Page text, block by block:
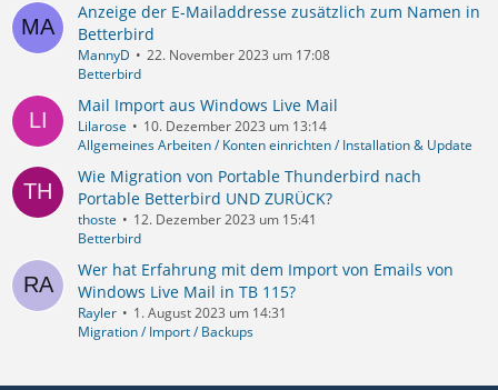
Anzeige der E-Mailaddresse zusätzlich zum Namen in
Betterbird
MannyD
22. November 2023 um 17:08
Betterbird
Mail Import aus Windows Live Mail
Lilarose
10. Dezember 2023 um 13:14
Allgemeines Arbeiten / Konten einrichten / Installation & Update
Wie Migration von Portable Thunderbird nach
Portable Betterbird UND ZURÜCK?
thoste
12. Dezember 2023 um 15:41
Betterbird
Wer hat Erfahrung mit dem Import von Emails von
Windows Live Mail in TB 115?
Rayler
1. August 2023 um 14:31
Migration / Import / Backups